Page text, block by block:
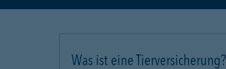
Was ist eine Tierversicherung?